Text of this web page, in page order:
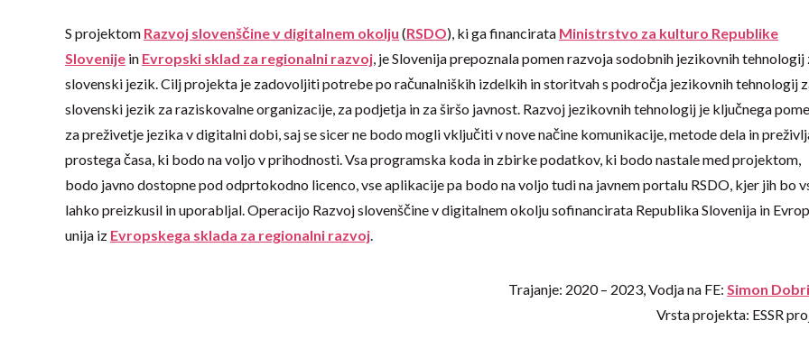
S projektom Razvoj slovenščine v digitalnem okolju (RSDO), ki ga financirata Ministrstvo za kulturo Republike
Slovenije in Evropski sklad za regionalni razvoj, je Slovenija prepoznala pomen razvoja sodobnih jezikovnih tehnologij
slovenski jezik. Cilj projekta je zadovoljiti potrebe po računalniških izdelkih in storitvah s področja jezikovnih tehnologij
slovenski jezik za raziskovalne organizacije, za podjetja in za širšo javnost. Razvoj jezikovnih tehnologij je ključnega
za preživetje jezika v digitalni dobi, saj se sicer ne bodo mogli vključiti v nove načine komunikacije, metode dela in
prostega časa, ki bodo na voljo v prihodnosti. Vsa programska koda in zbirke podatkov, ki bodo nastale med projektom,
bodo javno dostopne pod odprtokodno licenco, vse aplikacije pa bodo na voljo tudi na javnem portalu RSDO, kjer jih bo
lahko preizkusil in uporabljal. Operacijo Razvoj slovenščine v digitalnem okolju sofinancirata Republika Slovenija in
unija iz Evropskega sklada za regionalni razvoj.
Trajanje: 2020 – 2023, Vodja na FE: Simon
Vrsta projekta: ESSR